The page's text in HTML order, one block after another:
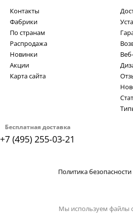
Бесплатная доставка
+7 (495) 255-03-21
Контакты
Фабрики
По странам
Распродажа
Новинки
Акции
Карта сайта
Политика
Мы используем файлы